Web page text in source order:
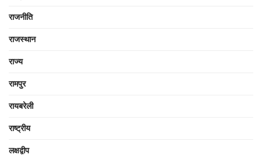
राजनीति
राजस्थान
राज्य
रामपुर
रायबरेली
राष्ट्रीय
लक्षद्वीप